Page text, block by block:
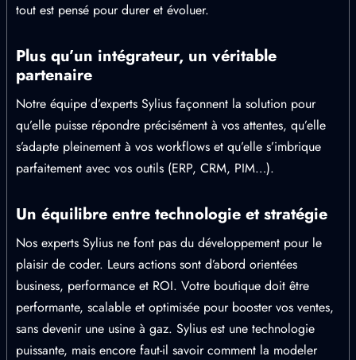
tout est pensé pour durer et évoluer.
Plus qu’un intégrateur, un véritable
partenaire
Notre équipe d’experts Sylius façonnent la solution pour
qu’elle puisse répondre précisément à vos attentes, qu’elle
s’adapte pleinement à vos workflows et qu’elle s’imbrique
parfaitement avec vos outils (ERP, CRM, PIM…).
Un équilibre entre technologie et stratégie
Nos experts Sylius ne font pas du développement pour le
plaisir de coder. Leurs actions sont d’abord orientées
business, performance et ROI. Votre boutique doit être
performante, scalable et optimisée pour booster vos ventes,
sans devenir une usine à gaz. Sylius est une technologie
puissante, mais encore faut-il savoir comment la modeler